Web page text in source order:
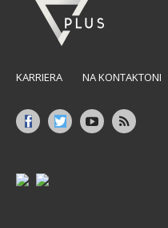
KARRIERA NA KONTAKTONI